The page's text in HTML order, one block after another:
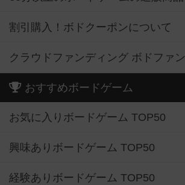
割引購入！ボドクーポンについて
クラウドファンディング ボドファン
おすすめボードゲーム
お気に入りボードゲーム TOP50
興味ありボードゲーム TOP50
経験ありボードゲーム TOP50